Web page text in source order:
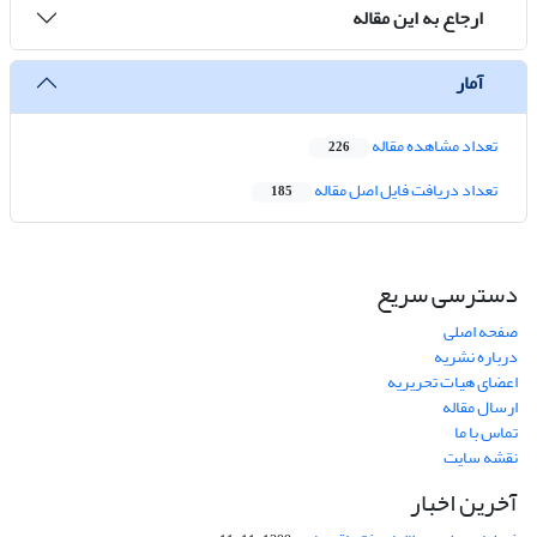
ارجاع به این مقاله
آمار
تعداد مشاهده مقاله 226
تعداد دریافت فایل اصل مقاله 185
دسترسی سریع
صفحه اصلی
درباره نشریه
اعضای هیات تحریریه
ارسال مقاله
تماس با ما
نقشه سایت
آخرین اخبار